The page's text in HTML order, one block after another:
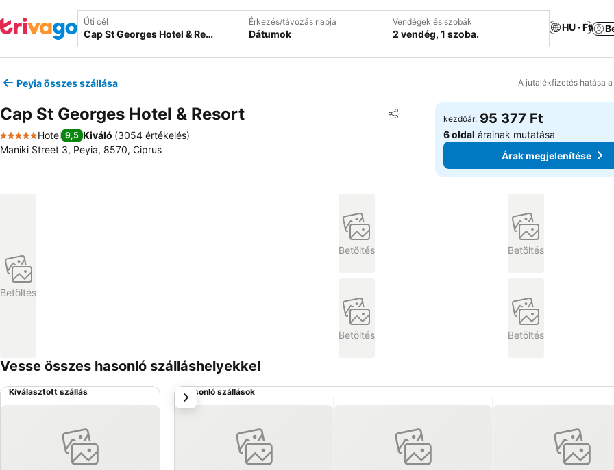
Úti cél Érkezés/távozás napja
Dátumok
Vendégek és szobák
2 vendég, 1 szoba.
HU · Ft
Peyia összes szállása A jutalékfizetés hatása
Cap St Georges Hotel & Resort Megosztás
Hozzáadás a kedvencekhez
5 Kategória
Hotel 9,5 Kiváló (3054 értékelés)
Maniki Street 3, Peyia, 8570, Ciprus
kezdőár: 95 377 Ft
6 oldal árainak mutatása
Árak megjelenítése
Betöltés
Betöltés Betöltés
Betöltés Betöltés
Vesse összes hasonló szálláshelyekkel
Kiválasztott szállás Hasonló szállások
következő